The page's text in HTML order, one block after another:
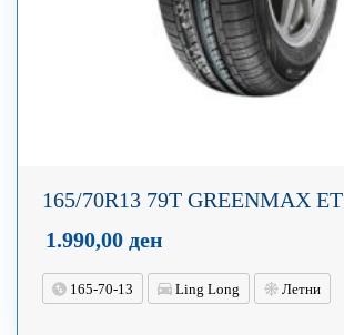
165/70R13 79T GREENMAX ET
1.990,00 ден
165-70-13 Ling Long Летни